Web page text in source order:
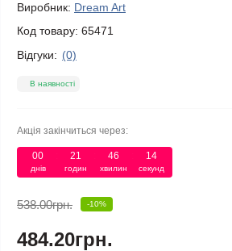
Виробник: Dream Art
Код товару: 65471
Відгуки: (0)
В наявності
Акція закінчиться через:
00
днів
21
годин
46
хвилин
14
секунд
538.00грн. -10%
484.20грн.